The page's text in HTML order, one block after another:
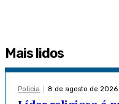
Mais lidos
Policia 8 de agosto de 2026